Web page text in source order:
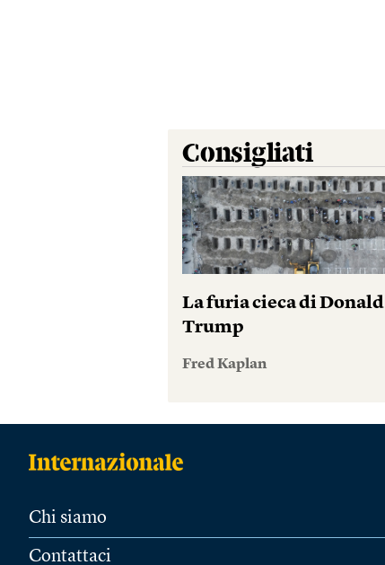
Consigliati
La furia cieca di Donald
Trump
Fred Kaplan
Chi siamo
Contattaci